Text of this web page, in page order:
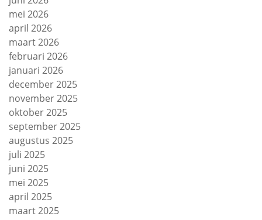
mei 2026
april 2026
maart 2026
februari 2026
januari 2026
december 2025
november 2025
oktober 2025
september 2025
augustus 2025
juli 2025
juni 2025
mei 2025
april 2025
maart 2025